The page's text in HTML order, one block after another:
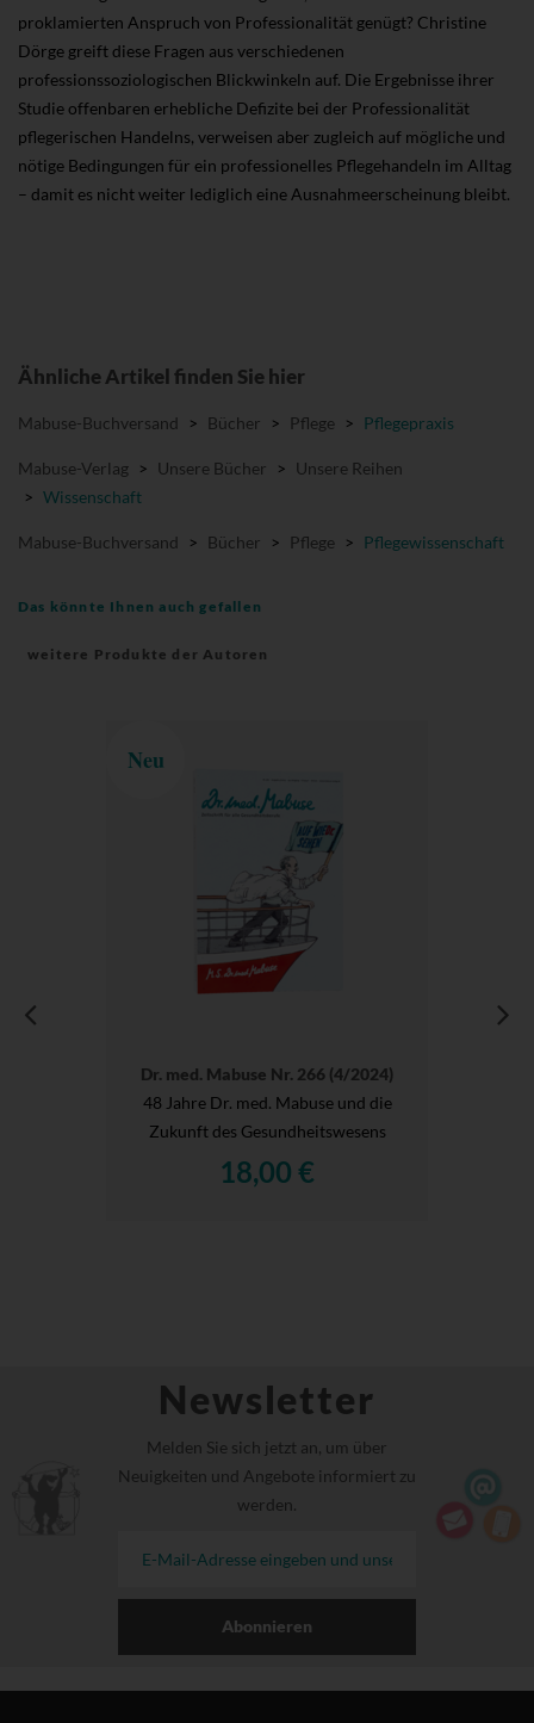
proklamierten Anspruch von Professionalität genügt? Christine
Dörge greift diese Fragen aus verschiedenen
professionssoziologischen Blickwinkeln auf. Die Ergebnisse ihrer
Studie offenbaren erhebliche Defizite bei der Professionalität
pflegerischen Handelns, verweisen aber zugleich auf mögliche und
nötige Bedingungen für ein professionelles Pflegehandeln im Alltag
– damit es nicht weiter lediglich eine Ausnahmeerscheinung bleibt.
Ähnliche Artikel finden Sie hier
Mabuse-Buchversand > Bücher > Pflege > Pflegepraxis
Mabuse-Verlag > Unsere Bücher > Unsere Reihen
> Wissenschaft
Mabuse-Buchversand > Bücher > Pflege > Pflegewissenschaft
Das könnte Ihnen auch gefallen
weitere Produkte der Autoren
Neu
Dr. med. Mabuse Nr. 266 (4/2024)
48 Jahre Dr. med. Mabuse und die
Zukunft des Gesundheitswesens
18,00 €
Newsletter
Melden Sie sich jetzt an, um über
Neuigkeiten und Angebote informiert zu
werden.
Abonnieren